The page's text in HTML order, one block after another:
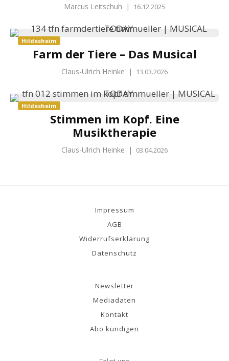
Marcus Leitschuh | 16.12.2025
Hildesheim
Farm der Tiere – Das Musical
Claus-Ulrich Heinke | 13.03.2026
Hildesheim
Stimmen im Kopf. Eine
Musiktherapie
Claus-Ulrich Heinke | 03.04.2026
Impressum
AGB
Widerrufserklärung
Datenschutz
Newsletter
Mediadaten
Kontakt
Abo kündigen